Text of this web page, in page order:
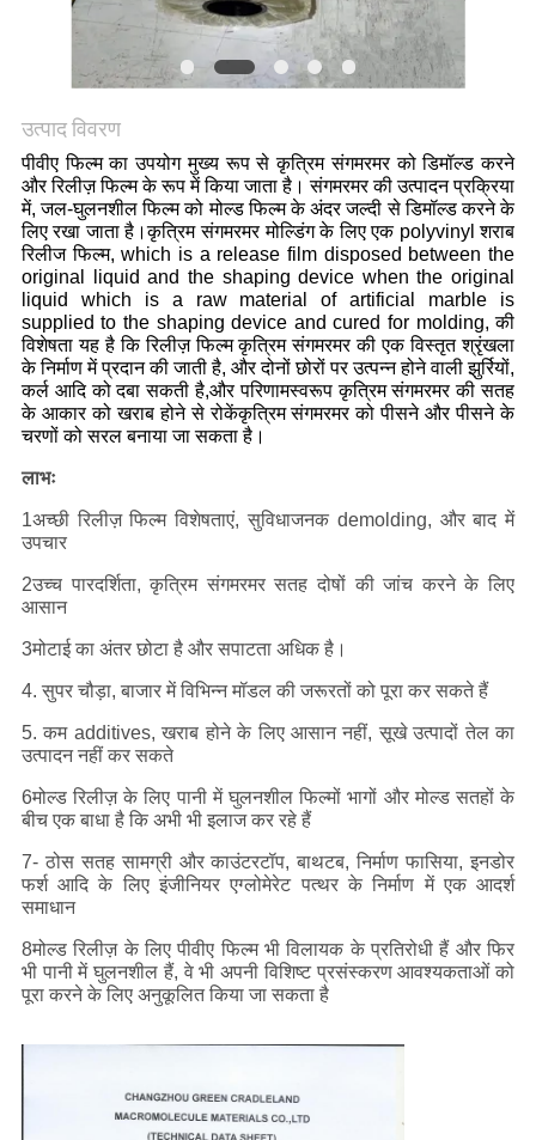
उत्पाद विवरण
पीवीए फिल्म का उपयोग मुख्य रूप से कृत्रिम संगमरमर को डिमॉल्ड करने
और रिलीज़ फिल्म के रूप में किया जाता है। संगमरमर की उत्पादन प्रक्रिया
में, जल-घुलनशील फिल्म को मोल्ड फिल्म के अंदर जल्दी से डिमॉल्ड करने के
लिए रखा जाता है।कृत्रिम संगमरमर मोल्डिंग के लिए एक polyvinyl शराब
रिलीज फिल्म, which is a release film disposed between the
original liquid and the shaping device when the original
liquid which is a raw material of artificial marble is
supplied to the shaping device and cured for molding, की
विशेषता यह है कि रिलीज़ फिल्म कृत्रिम संगमरमर की एक विस्तृत श्रृंखला
के निर्माण में प्रदान की जाती है, और दोनों छोरों पर उत्पन्न होने वाली झुर्रियों,
कर्ल आदि को दबा सकती है,और परिणामस्वरूप कृत्रिम संगमरमर की सतह
के आकार को खराब होने से रोकेंकृत्रिम संगमरमर को पीसने और पीसने के
चरणों को सरल बनाया जा सकता है।
लाभः
1अच्छी रिलीज़ फिल्म विशेषताएं, सुविधाजनक demolding, और बाद में
उपचार
2उच्च पारदर्शिता, कृत्रिम संगमरमर सतह दोषों की जांच करने के लिए
आसान
3मोटाई का अंतर छोटा है और सपाटता अधिक है।
4. सुपर चौड़ा, बाजार में विभिन्न मॉडल की जरूरतों को पूरा कर सकते हैं
5. कम additives, खराब होने के लिए आसान नहीं, सूखे उत्पादों तेल का
उत्पादन नहीं कर सकते
6मोल्ड रिलीज़ के लिए पानी में घुलनशील फिल्मों भागों और मोल्ड सतहों के
बीच एक बाधा है कि अभी भी इलाज कर रहे हैं
7- ठोस सतह सामग्री और काउंटरटॉप, बाथटब, निर्माण फासिया, इनडोर
फर्श आदि के लिए इंजीनियर एग्लोमेरेट पत्थर के निर्माण में एक आदर्श
समाधान
8मोल्ड रिलीज़ के लिए पीवीए फिल्म भी विलायक के प्रतिरोधी हैं और फिर
भी पानी में घुलनशील हैं, वे भी अपनी विशिष्ट प्रसंस्करण आवश्यकताओं को
पूरा करने के लिए अनुकूलित किया जा सकता है